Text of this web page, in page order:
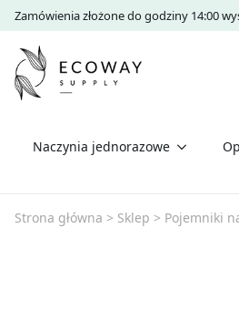
Zamówienia złożone do godziny 14:00
Naczynia jednorazowe
Strona główna > Sklep > Pojemniki